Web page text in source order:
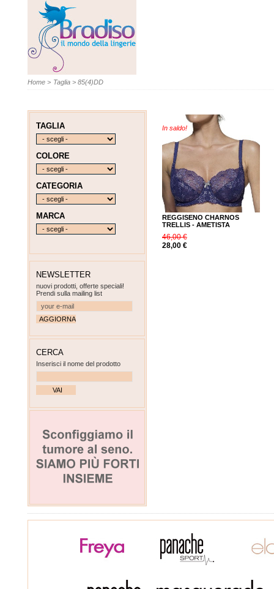
Home > Taglia > 85(4)DD
In saldo!
REGGISENO CHARNOS
TRELLIS - AMETISTA
46,00 €
28,00 €
TAGLIA
COLORE
CATEGORIA
MARCA
NEWSLETTER
nuovi prodotti, offerte speciali!
Prendi sulla mailing list
CERCA
Inserisci il nome del prodotto